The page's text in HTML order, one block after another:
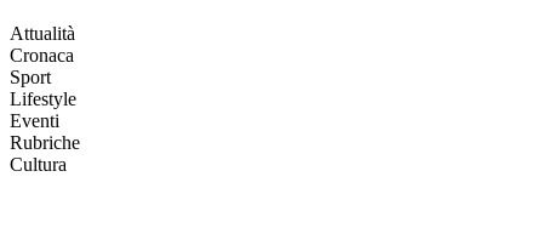
Attualità
Cronaca
Sport
Lifestyle
Eventi
Rubriche
Cultura